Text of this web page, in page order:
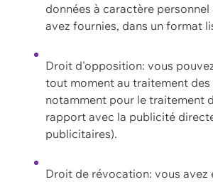
données à caractère personnel
avez fournies, dans un format
Droit d'opposition: vous
tout moment au traitement des
notamment pour le traitement
rapport avec la publicité
publicitaires).
Droit de révocation: vous